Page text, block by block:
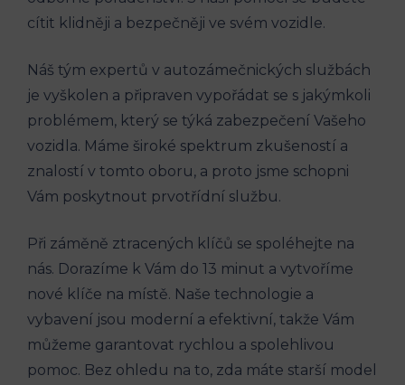
cítit klidněji a bezpečněji ve ‌svém vozidle.
Náš tým expertů v autozámečnických​ službách
je vyškolen ⁣a ‌připraven vypořádat ⁢se s jakýmkoli​
problémem, který se týká zabezpečení Vašeho
⁤vozidla. Máme široké​ spektrum zkušeností a‍
znalostí v tomto oboru, a proto jsme schopni
Vám poskytnout prvotřídní službu.
Při záměně ztracených klíčů se‍ spoléhejte na
nás. Dorazíme k Vám⁤ do 13 minut a vytvoříme
nové klíče na⁢ místě. Naše technologie a‌
vybavení‍ jsou moderní a efektivní, takže‍ Vám
můžeme garantovat rychlou⁣ a⁢ spolehlivou
pomoc. Bez ohledu na ‌to, zda máte starší model